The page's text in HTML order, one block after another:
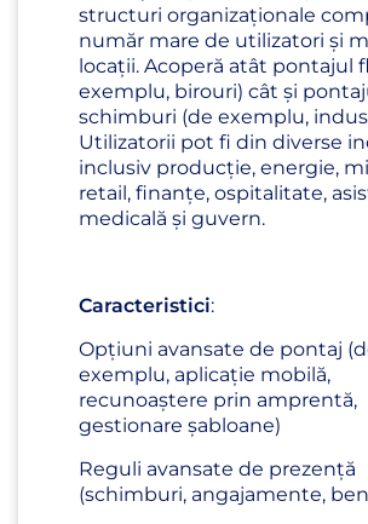
structuri organizaționale
număr mare de utilizatori și
locații. Acoperă atât pontajul
exemplu, birouri) cât și
schimburi (de exemplu,
Utilizatorii pot fi din diverse
inclusiv producție, energie,
retail, finanțe, ospitalitate,
medicală și guvern.
Caracteristici:
Opțiuni avansate de pontaj
exemplu, aplicație mobilă,
recunoaștere prin amprentă,
gestionare șabloane)
Reguli avansate de prezență
(schimburi, angajamente,